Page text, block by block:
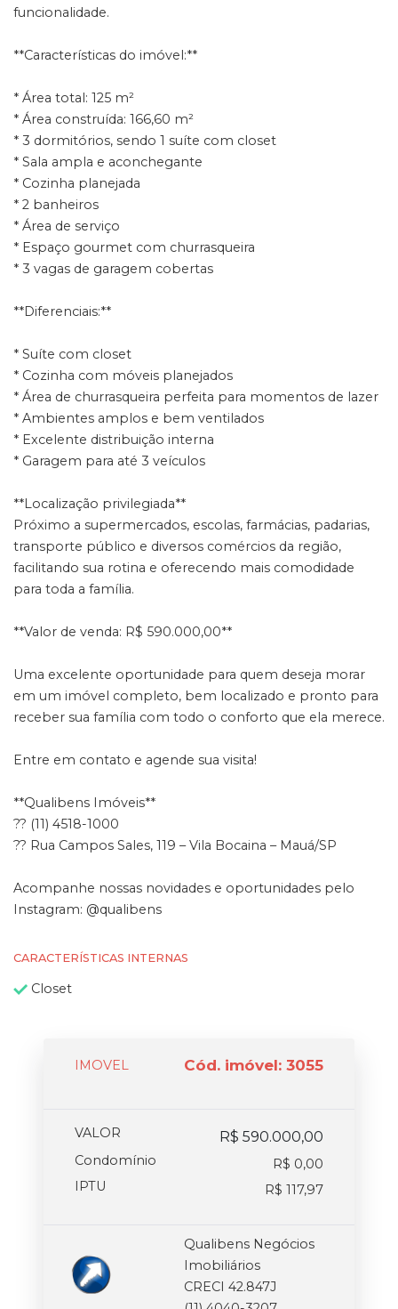
funcionalidade.
**Características do imóvel:**
* Área total: 125 m²
* Área construída: 166,60 m²
* 3 dormitórios, sendo 1 suíte com closet
* Sala ampla e aconchegante
* Cozinha planejada
* 2 banheiros
* Área de serviço
* Espaço gourmet com churrasqueira
* 3 vagas de garagem cobertas
**Diferenciais:**
* Suíte com closet
* Cozinha com móveis planejados
* Área de churrasqueira perfeita para momentos de lazer
* Ambientes amplos e bem ventilados
* Excelente distribuição interna
* Garagem para até 3 veículos
**Localização privilegiada**
Próximo a supermercados, escolas, farmácias, padarias,
transporte público e diversos comércios da região,
facilitando sua rotina e oferecendo mais comodidade
para toda a família.
**Valor de venda: R$ 590.000,00**
Uma excelente oportunidade para quem deseja morar
em um imóvel completo, bem localizado e pronto para
receber sua família com todo o conforto que ela merece.
Entre em contato e agende sua visita!
**Qualibens Imóveis**
?? (11) 4518-1000
?? Rua Campos Sales, 119 – Vila Bocaina – Mauá/SP
Acompanhe nossas novidades e oportunidades pelo
Instagram: @qualibens
CARACTERÍSTICAS INTERNAS
Closet
IMOVEL Cód. imóvel: 3055
VALOR R$ 590.000,00
Condomínio
R$ 0,00
IPTU
R$ 117,97
Qualibens Negócios
Imobiliários
CRECI 42.847J